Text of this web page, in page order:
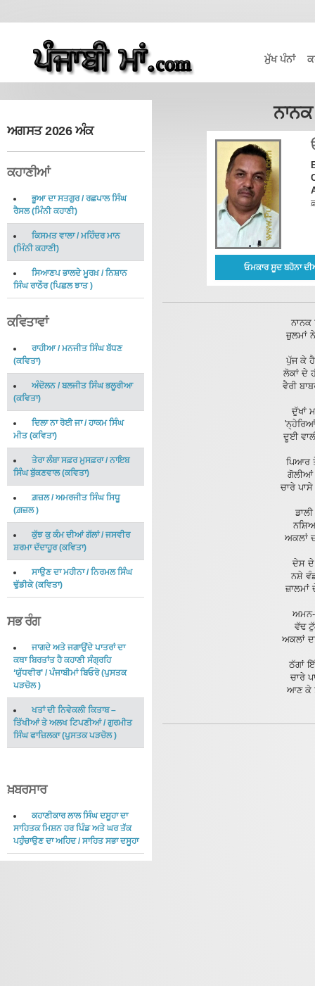
ਮੁੱਖ ਪੰਨਾਂ
ਅਗਸਤ 2026 ਅੰਕ
ਕਹਾਣੀਆਂ
ਭੂਆ ਦਾ ਸਤਗੁਰ/ਰਛਪਾਲ ਸਿੰਘ
ਰੈਸਲ(ਮਿੰਨੀ ਕਹਾਣੀ)
ਕਿਸਮਤ ਵਾਲਾ/ ਮਹਿੰਦਰ ਮਾਨ
(ਮਿੰਨੀ ਕਹਾਣੀ)
ਸਿਆਣਪ ਭਾਲਦੇ ਮੂਰਖ਼/ਨਿਸ਼ਾਨ
ਸਿੰਘ ਰਾਠੌਰ(ਪਿਛਲ ਝਾਤ)
ਕਵਿਤਾਵਾਂ
ਰਾਹੀਆ/ਮਨਜੀਤ ਸਿੰਘ ਬੱਧਣ
(ਕਵਿਤਾ)
ਅੰਦੋਲਨ/ ਬਲਜੀਤ ਸਿੰਘ ਭਲੂਰੀਆ
(ਕਵਿਤਾ)
ਦਿਲਾ ਨਾ ਰੋਈ ਜਾ/ਹਾਕਮ ਸਿੰਘ
ਮੀਤ(ਕਵਿਤਾ)
ਤੇਰਾ ਲੰਬਾ ਸਫ਼ਰ ਮੁਸਫ਼ਰਾ/ਨਾਇਬ
ਸਿੰਘ ਬੁੱਕਣਵਾਲ(ਕਵਿਤਾ)
ਗ਼ਜ਼ਲ/ਅਮਰਜੀਤ ਸਿੰਘ ਸਿਧੂ
(ਗ਼ਜ਼ਲ)
ਕੁੱਝ ਕੁ ਕੰਮ ਦੀਆਂ ਗੱਲਾਂ/ ਜਸਵੀਰ
ਸ਼ਰਮਾ ਦੱਦਾਹੂਰ(ਕਵਿਤਾ)
ਸਾਉਣ ਦਾ ਮਹੀਨਾ/ਨਿਰਮਲ ਸਿੰਘ
ਢੁੱਡੀਕੇ(ਕਵਿਤਾ)
ਸਭ ਰੰਗ
ਜਾਗਦੇ ਅਤੇ ਜਗਾਉਂਦੇ ਪਾਤਰਾਂ ਦਾ
ਕਥਾ ਬਿਰਤਾਂਤ ਹੈ ਕਹਾਣੀ ਸੰਗ੍ਰਹਿ
‘ਯੁੱਧਵੀਰ’ /ਪੰਜਾਬੀਮਾਂ ਬਿਓਰੋ(ਪੁਸਤਕ
ਪੜਚੋਲ)
ਖਤਾਂ ਦੀ ਨਿਵੇਕਲੀ ਕਿਤਾਬ –
ਤਿੱਖੀਆਂ ਤੇ ਅਲਖ ਟਿਪਣੀਆਂ/ ਗੁਰਮੀਤ
ਸਿੰਘ ਫਾਜ਼ਿਲਕਾ(ਪੁਸਤਕ ਪੜਚੋਲ)
ਖ਼ਬਰਸਾਰ
ਕਹਾਣੀਕਾਰ ਲਾਲ ਸਿੰਘ ਦਸੂਹਾ ਦਾ
ਸਾਹਿਤਕ ਮਿਸ਼ਨ ਹਰ ਪਿੰਡ ਅਤੇ ਘਰ ਤੱਕ
ਪਹੁੰਚਾਉਣ ਦਾ ਅਹਿਦ/ਸਾਹਿਤ ਸਭਾ ਦਸੂਹਾ
ਓਮਕਾਰ ਸੂਦ ਬਹੋਨਾ
ਜ਼ੁਲਮਾਂ
ਪੁੱਜ ਕੇ ਹੈ
ਲੋਕਾਂ ਦੇ
ਵੈਰੀ
ਦੁੱਖਾਂ
ਦੂਈ
ਪਿਆਰ
ਗੋਲੀਆਂ
ਚਾਰੇ
ਅਕਲਾਂ
ਦੇਸ ਦੇ
ਨਸ਼ੇ
ਜ਼ਾਲਮਾਂ
ਅਮਨ-
ਵੱਢ
ਅਕਲਾਂ
ਠੱਗਾਂ
ਚਾਰੇ
ਆਣ ਕੇ